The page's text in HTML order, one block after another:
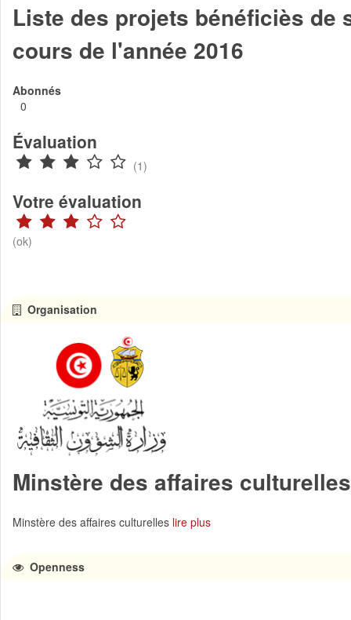
Liste des projets bénéficiès de
cours de l'année 2016
Abonnés
0
Évaluation
(1)
Votre évaluation
(ok)
Organisation
Minstère des affaires culturelles
Minstère des affaires culturelles lire plus
Openness